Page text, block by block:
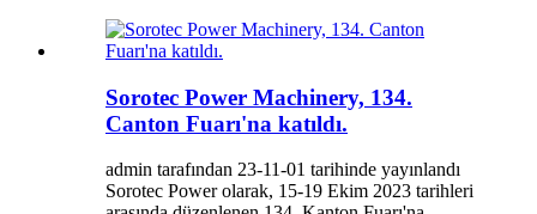
Sorotec Power Machinery, 134.
Canton Fuarı'na katıldı.
admin tarafından 23-11-01 tarihinde yayınlandı
Sorotec Power olarak, 15-19 Ekim 2023 tarihleri ​​